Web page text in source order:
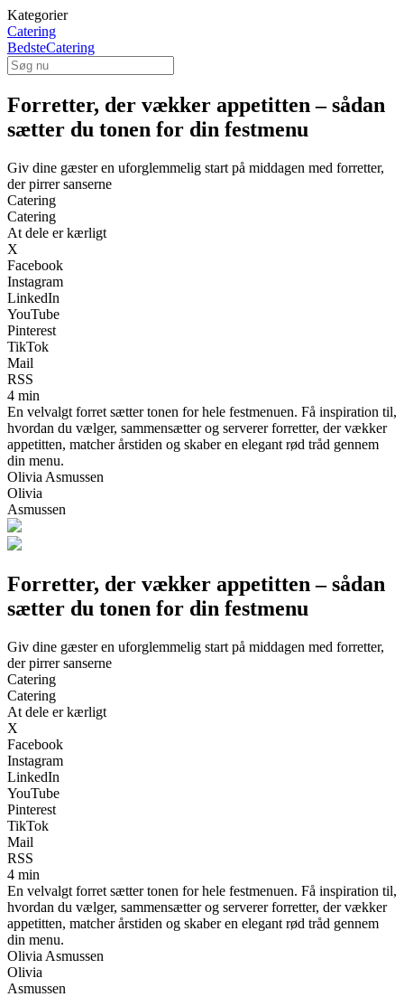
Kategorier
Catering
BedsteCatering
Forretter, der vækker appetitten – sådan
sætter du tonen for din festmenu
Giv dine gæster en uforglemmelig start på middagen med forretter,
der pirrer sanserne
Catering
Catering
At dele er kærligt
X
Facebook
Instagram
LinkedIn
YouTube
Pinterest
TikTok
Mail
RSS
4 min
En velvalgt forret sætter tonen for hele festmenuen. Få inspiration til,
hvordan du vælger, sammensætter og serverer forretter, der vækker
appetitten, matcher årstiden og skaber en elegant rød tråd gennem
din menu.
Olivia Asmussen
Olivia
Asmussen
Forretter, der vækker appetitten – sådan
sætter du tonen for din festmenu
Giv dine gæster en uforglemmelig start på middagen med forretter,
der pirrer sanserne
Catering
Catering
At dele er kærligt
X
Facebook
Instagram
LinkedIn
YouTube
Pinterest
TikTok
Mail
RSS
4 min
En velvalgt forret sætter tonen for hele festmenuen. Få inspiration til,
hvordan du vælger, sammensætter og serverer forretter, der vækker
appetitten, matcher årstiden og skaber en elegant rød tråd gennem
din menu.
Olivia Asmussen
Olivia
Asmussen